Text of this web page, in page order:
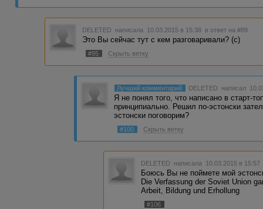
DELETED написала 10.03.2015 в 15:38 в ответ на #89
Это Вы сейчас тут с кем разговаривали? (с)
#95 Скрыть ветку
Лучший комментарий DELETED написал
Я не понял того, что написано в старт-
принципиально. Решил по-эстонски
эстонски поговорим?
#100 Скрыть ветку
DELETED написала 10.03.2015 в
Боюсь Вы не поймете мой
Die Verfassung der Soviet Union
Arbeit, Bildung und Erhollung
#106